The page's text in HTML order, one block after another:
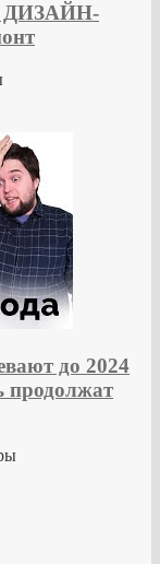
до 2024
продолжат